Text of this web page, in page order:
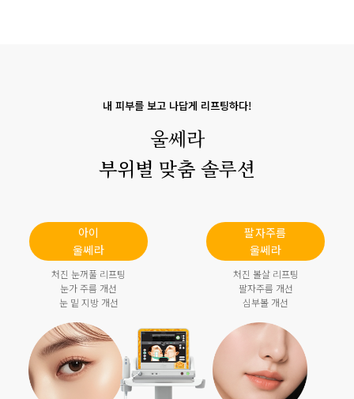
내 피부를 보고 나답게 리프팅하다!
울쎄라
부위별 맞춤 솔루션
아이
울쎄라
처진 눈꺼풀 리프팅
눈가 주름 개선
눈 밑 지방 개선
팔자주름
울쎄라
처진 볼살 리프팅
팔자주름 개선
심부볼 개선